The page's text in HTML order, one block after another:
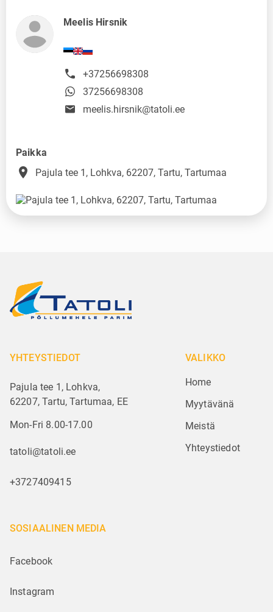
Meelis Hirsnik
+37256698308
37256698308
meelis.hirsnik@tatoli.ee
Paikka
place Pajula tee 1, Lohkva, 62207, Tartu, Tartumaa
YHTEYSTIEDOT
Pajula tee 1, Lohkva,
62207, Tartu, Tartumaa, EE
Mon-Fri 8.00-17.00
tatoli@tatoli.ee
+3727409415
VALIKKO
Home
Myytävänä
Meistä
Yhteystiedot
SOSIAALINEN MEDIA
Facebook
Instagram